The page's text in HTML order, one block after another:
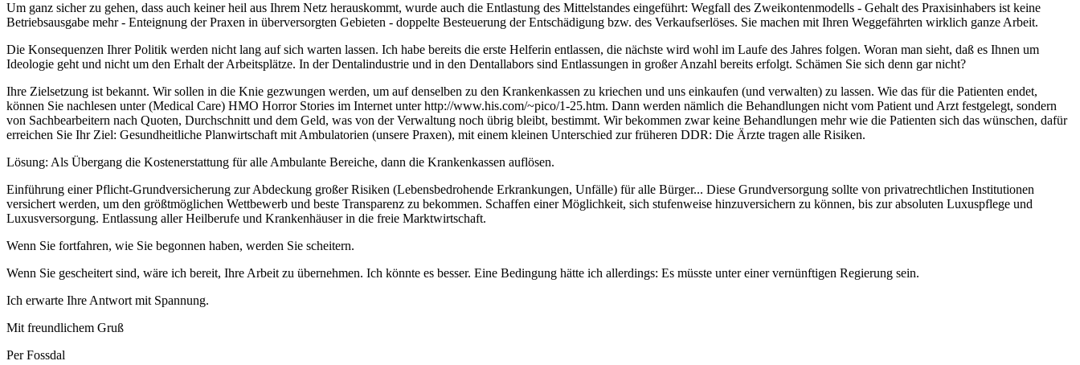
Um ganz sicher zu gehen, dass auch keiner heil aus Ihrem Netz herauskommt, wurde auch die Entlastung des Mittelstandes eingeführt: Wegfall des Zweikontenmodells - Gehalt des Praxisinhabers ist keine
Betriebsausgabe mehr - Enteignung der Praxen in überversorgten Gebieten - doppelte Besteuerung der Entschädigung bzw. des Verkaufserlöses. Sie machen mit Ihren Weggefährten wirklich ganze Arbeit.
Die Konsequenzen Ihrer Politik werden nicht lang auf sich warten lassen. Ich habe bereits die erste Helferin entlassen, die nächste wird wohl im Laufe des Jahres folgen. Woran man sieht, daß es Ihnen um
Ideologie geht und nicht um den Erhalt der Arbeitsplätze. In der Dentalindustrie und in den Dentallabors sind Entlassungen in großer Anzahl bereits erfolgt. Schämen Sie sich denn gar nicht?
Ihre Zielsetzung ist bekannt. Wir sollen in die Knie gezwungen werden, um auf denselben zu den Krankenkassen zu kriechen und uns einkaufen (und verwalten) zu lassen. Wie das für die Patienten endet,
können Sie nachlesen unter (Medical Care) HMO Horror Stories im Internet unter http://www.his.com/~pico/1-25.htm. Dann werden nämlich die Behandlungen nicht vom Patient und Arzt festgelegt, sondern
von Sachbearbeitern nach Quoten, Durchschnitt und dem Geld, was von der Verwaltung noch übrig bleibt, bestimmt. Wir bekommen zwar keine Behandlungen mehr wie die Patienten sich das wünschen, dafür
erreichen Sie Ihr Ziel: Gesundheitliche Planwirtschaft mit Ambulatorien (unsere Praxen), mit einem kleinen Unterschied zur früheren DDR: Die Ärzte tragen alle Risiken.
Lösung: Als Übergang die Kostenerstattung für alle Ambulante Bereiche, dann die Krankenkassen auflösen.
Einführung einer Pflicht-Grundversicherung zur Abdeckung großer Risiken (Lebensbedrohende Erkrankungen, Unfälle) für alle Bürger... Diese Grundversorgung sollte von privatrechtlichen Institutionen
versichert werden, um den größtmöglichen Wettbewerb und beste Transparenz zu bekommen. Schaffen einer Möglichkeit, sich stufenweise hinzuversichern zu können, bis zur absoluten Luxuspflege und
Luxusversorgung. Entlassung aller Heilberufe und Krankenhäuser in die freie Marktwirtschaft.
Wenn Sie fortfahren, wie Sie begonnen haben, werden Sie scheitern.
Wenn Sie gescheitert sind, wäre ich bereit, Ihre Arbeit zu übernehmen. Ich könnte es besser. Eine Bedingung hätte ich allerdings: Es müsste unter einer vernünftigen Regierung sein.
Ich erwarte Ihre Antwort mit Spannung.
Mit freundlichem Gruß
Per Fossdal